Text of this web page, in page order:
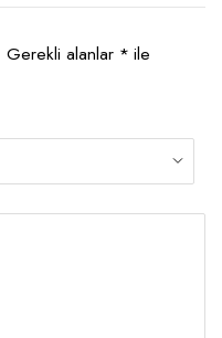
Gerekli alanlar * ile